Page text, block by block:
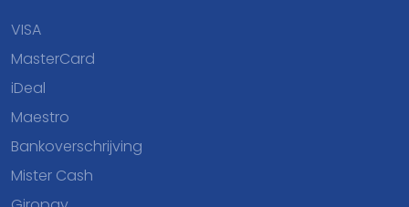
VISA
MasterCard
iDeal
Maestro
Bankoverschrijving
Mister Cash